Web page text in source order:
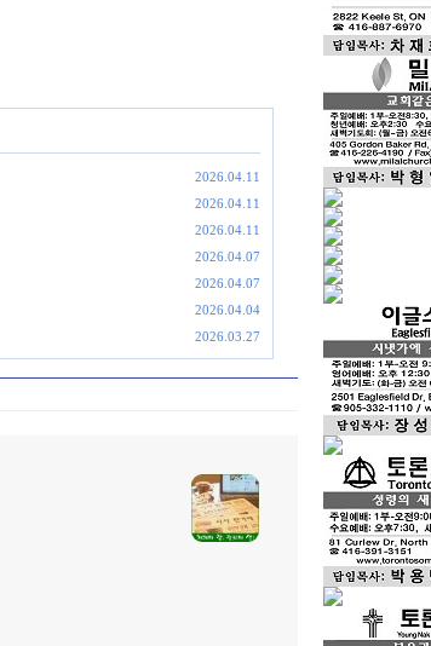
2026.04.11
2026.04.11
2026.04.11
2026.04.07
2026.04.07
2026.04.04
2026.03.27